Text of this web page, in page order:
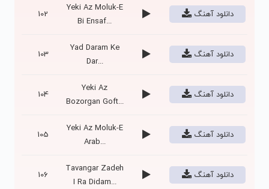
102
Yeki Az Moluk-E
Bi Ensaf...
دانلود آهنگ
103
Yad Daram Ke
Dar...
دانلود آهنگ
104
Yeki Az
Bozorgan Goft...
دانلود آهنگ
105
Yeki Az Moluk-E
Arab...
دانلود آهنگ
106
Tavangar Zadeh
I Ra Didam...
دانلود آهنگ